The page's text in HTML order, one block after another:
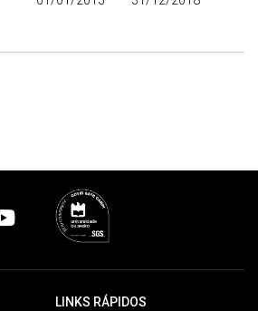
LINKS RÁPIDOS